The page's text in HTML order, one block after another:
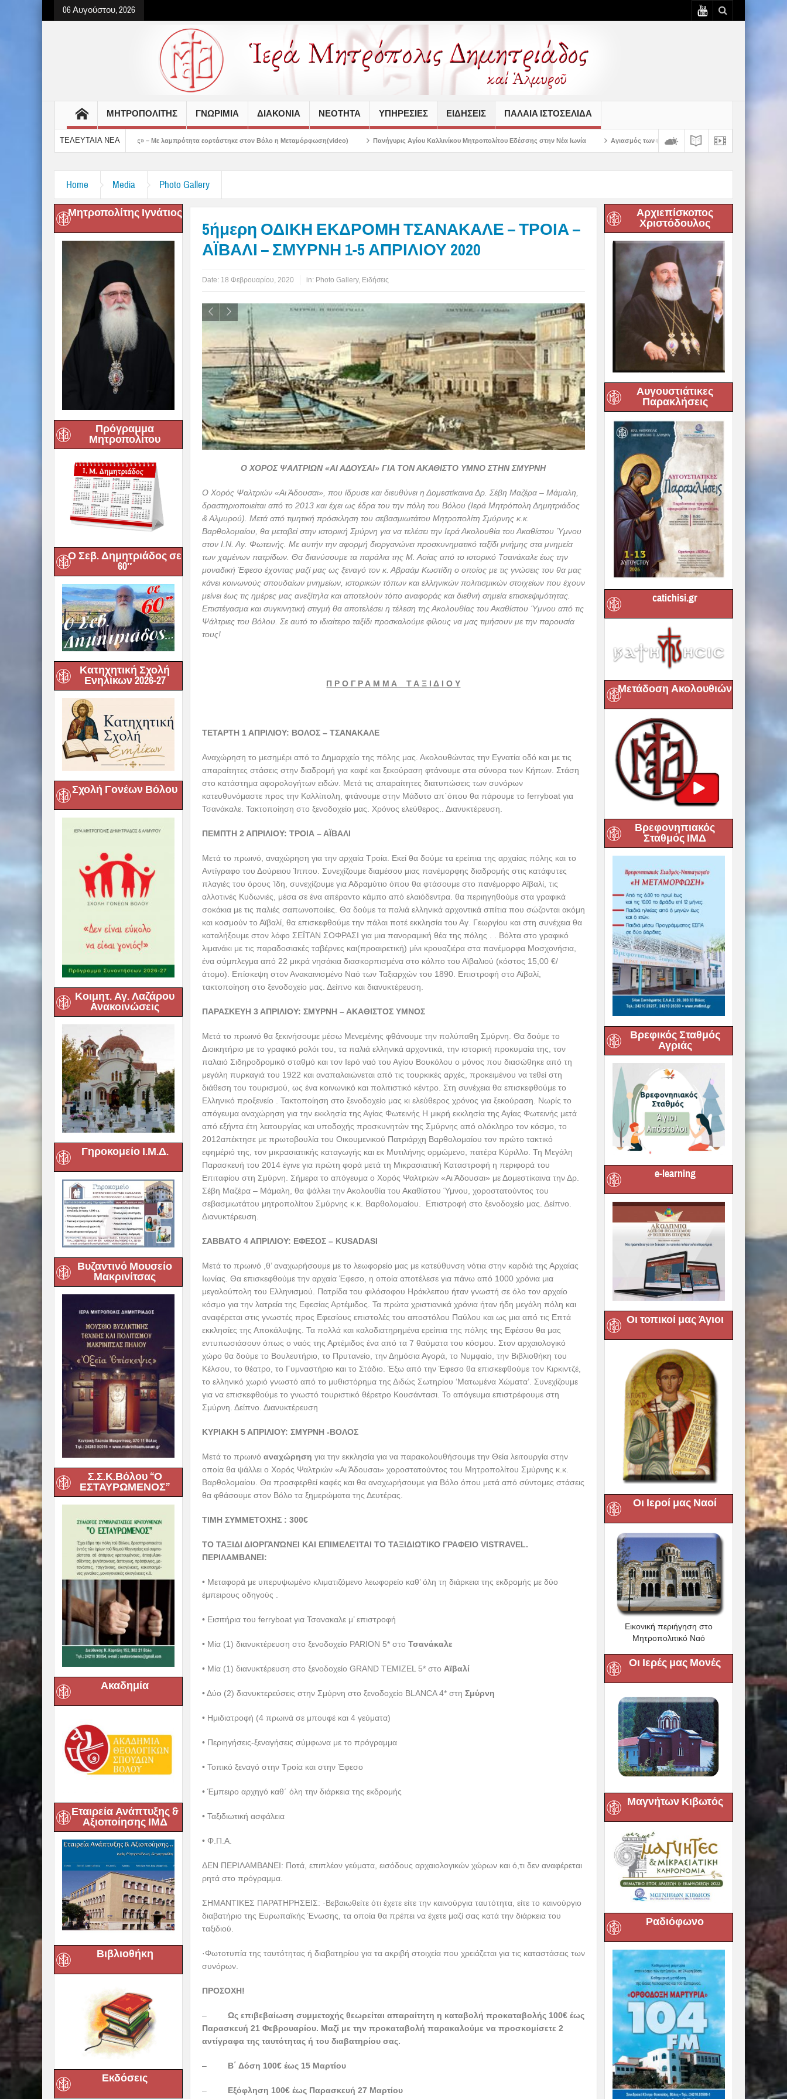
06 Αυγούστου, 2026
ΜΗΤΡΟΠΟΛΙΤΗΣ ΓΝΩΡΙΜΙΑ ΔΙΑΚΟΝΙΑ ΝΕΟΤΗΤΑ ΥΠΗΡΕΣΙΕΣ ΕΙΔΗΣΕΙΣ ΠΑΛΑΙΆ ΙΣΤΟΣΕΛΊΔΑ
ΤΕΛΕΥΤΑΙΑ ΝΕΑ
έδειξε το μέλλον μας» – Με λαμπρότητα εορτάστηκε στον Βόλο η Μεταμόρφωση(video) Πανήγυρις Αγίου Καλλινίκου Μητροπολίτου Εδέσσης στην Νέα Ιωνία Αγιασμός των πρώτων ολοκληρωμένων κελιών της Παλαιάς Ιεράς Μονής
Home Media Photo Gallery
Μητροπολίτης Ιγνάτιος
Πρόγραμμα
Μητροπολίτου
Ο Σεβ. Δημητριάδος σε
60″
Κατηχητική Σχολή
Ενηλίκων 2026-27
Σχολή Γονέων Βόλου
Κοιμητ. Αγ. Λαζάρου
Ανακοινώσεις
Γηροκομείο Ι.Μ.Δ.
Βυζαντινό Μουσείο
Μακρινίτσας
Σ.Σ.Κ.Βόλου “Ο
ΕΣΤΑΥΡΩΜΕΝΟΣ”
Ακαδημία
Εταιρεία Ανάπτυξης &
Αξιοποίησης ΙΜΔ
Βιβλιοθήκη
Εκδόσεις
5ήμερη ΟΔΙΚΗ ΕΚΔΡΟΜΗ ΤΣΑΝΑΚΑΛΕ – ΤΡΟΙΑ –
ΑΪΒΑΛΙ – ΣΜΥΡΝΗ 1-5 ΑΠΡΙΛΙΟΥ 2020
Date: 18 Φεβρουαρίου, 2020 in: Photo Gallery, Ειδήσεις
δραστηριοποιείται από το 2013 και έχει ως έδρα του την πόλη του Βόλου (Ιερά Μητρόπολη Δημητριάδος
& Αλμυρού). Μετά από τιμητική πρόσκληση του σεβασμιωτάτου Μητροπολίτη Σμύρνης κ.κ.
Βαρθολομαίου, θα μεταβεί στην ιστορική Σμύρνη για να τελέσει την Ιερά Ακολουθία του Ακαθίστου Ύμνου
στον Ι.Ν. Αγ. Φωτεινής. Με αυτήν την αφορμή διοργανώνει προσκυνηματικό ταξίδι μνήμης στα μνημεία
των χαμένων πατρίδων. Θα διανύσουμε τα παράλια της Μ. Ασίας από το ιστορικό Τσανάκαλε έως την
μοναδική Έφεσο έχοντας μαζί μας ως ξεναγό τον κ. Αβραάμ Κωστίδη ο οποίος με τις γνώσεις του θα μας
κάνει κοινωνούς σπουδαίων μνημείων, ιστορικών τόπων και ελληνικών πολιτισμικών στοιχείων που έχουν
μείνει έως τις ημέρες μας ανεξίτηλα και αποτελούν τόπο αναφοράς και διεθνή σημεία επισκεψιμότητας.
Επιστέγασμα και συγκινητική στιγμή θα αποτελέσει η τέλεση της Ακολουθίας του Ακαθίστου Ύμνου από τις
Ψάλτριες του Βόλου.Σε αυτό το ιδιαίτερο ταξίδι προσκαλούμε φίλους να μας τιμήσουν με την παρουσία
τους!
Π Ρ Ο Γ Ρ Α Μ Μ Α Τ Α Ξ Ι Δ Ι Ο Υ
ΤΕΤΑΡΤΗ 1 ΑΠΡΙΛΙΟΥ: ΒΟΛΟΣ – ΤΣΑΝΑΚΑΛΕ
Αναχώρηση το μεσημέρι από το Δημαρχείο της πόλης μας. Ακολουθώντας την Εγνατία οδό και με τις
απαραίτητες στάσεις στην διαδρομή για καφέ και ξεκούραση φτάνουμε στα σύνορα των Κήπων. Στάση
στο κατάστημα αφορολογήτων ειδών. Μετά τις απαραίτητες διατυπώσεις των συνόρων
κατευθυνόμαστε προς την Καλλίπολη, φτάνουμε στην Μάδυτο απ΄όπου θα πάρουμε το ferryboat για
Τσανάκαλε. Τακτοποίηση στο ξενοδοχείο μας. Χρόνος ελεύθερος.. Διανυκτέρευση.
ΠΕΜΠΤΗ 2 ΑΠΡΙΛΙΟΥ: ΤΡΟΙΑ – ΑΪΒΑΛΙ
Μετά το πρωινό, αναχώρηση για την αρχαία Τροία. Εκεί θα δούμε τα ερείπια της αρχαίας πόλης και το
Αντίγραφο του Δούρειου Ίππου. Συνεχίζουμε διαμέσου μιας πανέμορφης διαδρομής στις κατάφυτες
και κοσμούν το Αϊβαλί, θα επισκεφθούμε την πάλαι ποτέ εκκλησία του Αγ. Γεωργίου και στη συνέχεια θα
καταλήξουμε στον λόφο ΣΕΪΤΑΝ ΣΟΦΡΑΣΙ για μια πανοραμική θέα της πόλης . . Βόλτα στο γραφικό
λιμανάκι με τις παραδοσιακές ταβέρνες και(προαιρετική) μίνι κρουαζιέρα στα πανέμορφα Μοσχονήσια,
ένα σύμπλεγμα από 22 μικρά νησάκια διασκορπισμένα στο κόλπο του Αϊβαλιού (κόστος 15,00 €/
άτομο). Επίσκεψη στον Ανακαινισμένο Ναό των Ταξιαρχών του 1890. Επιστροφή στο Αϊβαλί,
τακτοποίηση στο ξενοδοχείο μας. Δείπνο και διανυκτέρευση.
ΠΑΡΑΣΚΕΥΗ 3 ΑΠΡΙΛΙΟΥ: ΣΜΥΡΝΗ – ΑΚΑΘΙΣΤΟΣ ΥΜΝΟΣ
Μετά το πρωινό θα ξεκινήσουμε μέσω Μενεμένης φθάνουμε την πολύπαθη Σμύρνη. Θα δούμε το
Διοικητήριο με το γραφικό ρολόι του, τα παλιά ελληνικά αρχοντικά, την ιστορική προκυμαία της, τον
παλαιό Σιδηροδρομικό σταθμό και τον Ιερό ναό του Αγίου Βουκόλου ο μόνος που διασώθηκε από τη
Ελληνικό προξενείο . Τακτοποίηση στο ξενοδοχείο μας κι ελεύθερος χρόνος για ξεκούραση. Νωρίς το
απόγευμα αναχώρηση για την εκκλησία της Αγίας Φωτεινής Η μικρή εκκλησία της Αγίας Φωτεινής μετά
από εξήντα έτη λειτουργίας και υποδοχής προσκυνητών της Σμύρνης από ολόκληρο τον κόσμο, το
2012απέκτησε με πρωτοβουλία του Οικουμενικού Πατριάρχη Βαρθολομαίου τον πρώτο τακτικό
εφημέριό της, τον μικρασιατικής καταγωγής και εκ Μυτιλήνης ορμώμενο, πατέρα Κύριλλο. Τη Μεγάλη
Παρασκευή του 2014 έγινε για πρώτη φορά μετά τη Μικρασιατική Καταστροφή η περιφορά του
Σέβη Μαζέρα – Μάμαλη, θα ψάλλει την Ακολουθία του Ακαθίστου Ύμνου, χοροστατούντος του
σεβασμιωτάτου μητροπολίτου Σμύρνης κ.κ. Βαρθολομαίου. Επιστροφή στο ξενοδοχείο μας. Δείπνο.
ΣΑΒΒΑΤΟ 4 ΑΠΡΙΛΙΟΥ: ΕΦΕΣΟΣ – KUSADASI
Μετά το πρωινό ,θ’ αναχωρήσουμε με το λεωφορείο μας με κατεύθυνση νότια στην καρδιά της Αρχαίας
μεγαλούπολη του Ελληνισμού. Πατρίδα του φιλόσοφου Ηράκλειτου ήταν γνωστή σε όλο τον αρχαίο
αναφέρεται στις γνωστές προς Εφεσίους επιστολές του αποστόλου Παύλου και ως μια από τις Επτά
εντυπωσιάσουν όπως ο ναός της Αρτέμιδος ένα από τα 7 θαύματα του κόσμου. Στον αρχαιολογικό
Κέλσου, το θέατρο, το Γυμναστήριο και το Στάδιο. Έξω από την Έφεσο θα επισκεφθούμε τον Κιρκιντζέ,
για να επισκεφθούμε το γνωστό τουριστικό θέρετρο Κουσάντασι. Το απόγευμα επιστρέφουμε στη
οποία θα ψάλλει ο Χορός Ψαλτριών «Αι Άδουσαι» χοροστατούντος του Μητροπολίτου Σμύρνης κ.κ.
θα φθάσουμε στον Βόλο τα ξημερώματα της Δευτέρας.
ΤΙΜΗ ΣΥΜΜΕΤΟΧΗΣ : 300€
ΠΕΡΙΛΑΜΒΑΝΕΙ:
• Μεταφορά με υπερυψωμένο κλιματιζόμενο λεωφορείο καθ’ όλη τη διάρκεια της εκδρομής με δύο
• Εισιτήρια του ferryboat για Τσανακαλε μ’ επιστροφή
• Μία (1) διανυκτέρευση στο ξενοδοχείο PARION 5* στο
• Μία (1) διανυκτέρευση στο ξενοδοχείο GRAND TEMIZEL 5* στο Αϊβαλί
• Δύο (2) διανυκτερεύσεις στην Σμύρνη στο ξενοδοχείο BLANCA 4* στη
• Ημιδιατροφή (4 πρωινά σε μπουφέ και 4 γεύματα)
• Περιηγήσεις-ξεναγήσεις σύμφωνα με το πρόγραμμα
Αρχιεπίσκοπος
Χριστόδουλος
Αυγουστιάτικες
Παρακλήσεις
catichisi.gr
Μετάδοση Ακολουθιών
Βρεφονηπιακός
Σταθμός ΙΜΔ
Βρεφικός Σταθμός
Αγριάς
e-learning
Οι τοπικοί μας Άγιοι
Οι Ιεροί μας Ναοί
Εικονική περιήγηση στο
Μητροπολιτικό Ναό
Οι Ιερές μας Μονές
Μαγνήτων Κιβωτός
Ραδιόφωνο